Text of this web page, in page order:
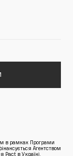
в рамках Програми
Агентством
Pact в Україні.